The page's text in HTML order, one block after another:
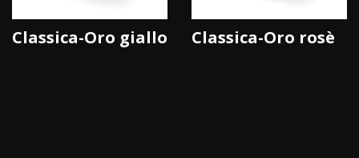
Classica-Oro giallo Classica-Oro rosè